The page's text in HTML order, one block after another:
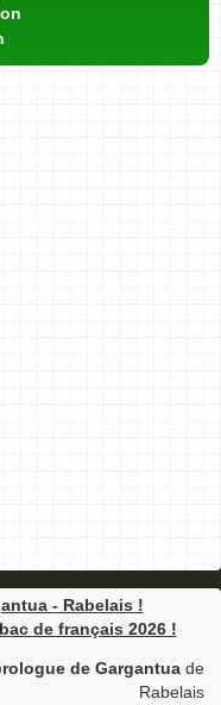
- Rabelais !
de français 2026 !
de Gargantuade
Rabelais